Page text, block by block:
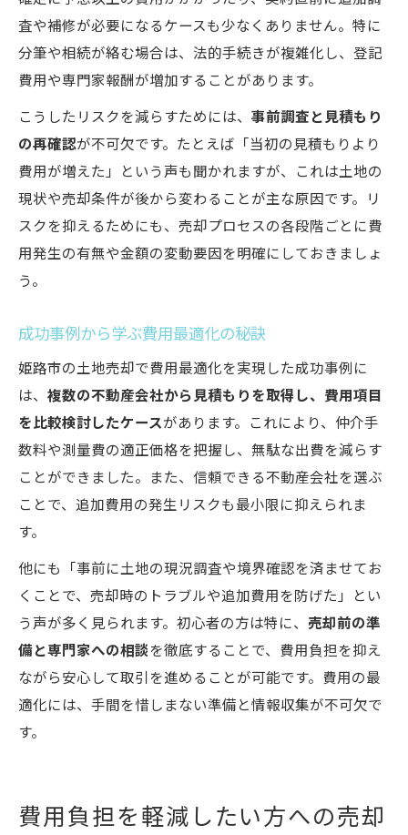
査や補修が必要になるケースも少なくありません。特に
分筆や相続が絡む場合は、法的手続きが複雑化し、登記
費用や専門家報酬が増加することがあります。
こうしたリスクを減らすためには、 事前調査と見積もり
の再確認が不可欠です。たとえば「当初の見積もりより
費用が増えた」という声も聞かれますが、これは土地の
現状や売却条件が後から変わることが主な原因です。リ
スクを抑えるためにも、売却プロセスの各段階ごとに費
用発生の有無や金額の変動要因を明確にしておきましょ
う。
成功事例から学ぶ費用最適化の秘訣
姫路市の土地売却で費用最適化を実現した成功事例に
は、 複数の不動産会社から見積もりを取得し、費用項目
を比較検討したケースがあります。これにより、仲介手
数料や測量費の適正価格を把握し、無駄な出費を減らす
ことができました。また、信頼できる不動産会社を選ぶ
ことで、追加費用の発生リスクも最小限に抑えられま
す。
他にも「事前に土地の現況調査や境界確認を済ませてお
くことで、売却時のトラブルや追加費用を防げた」とい
う声が多く見られます。初心者の方は特に、 売却前の準
備と専門家への相談を徹底することで、費用負担を抑え
ながら安心して取引を進めることが可能です。費用の最
適化には、手間を惜しまない準備と情報収集が不可欠で
す。
費用負担を軽減したい方への売却